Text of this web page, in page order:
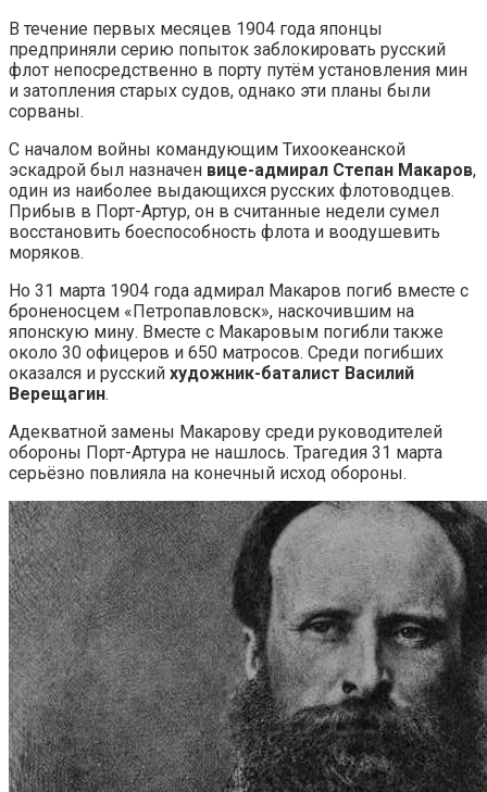
В течение первых месяцев 1904 года японцы
предприняли серию попыток заблокировать русский
флот непосредственно в порту путём установления мин
и затопления старых судов, однако эти планы были
сорваны.
С началом войны командующим Тихоокеанской
эскадрой был назначен вице-адмирал Степан Макаров,
один из наиболее выдающихся русских флотоводцев.
Прибыв в Порт-Артур, он в считанные недели сумел
восстановить боеспособность флота и воодушевить
моряков.
Но 31 марта 1904 года адмирал Макаров погиб вместе с
броненосцем «Петропавловск», наскочившим на
японскую мину. Вместе с Макаровым погибли также
около 30 офицеров и 650 матросов. Среди погибших
оказался и русский художник-баталист Василий
Верещагин.
Адекватной замены Макарову среди руководителей
обороны Порт-Артура не нашлось. Трагедия 31 марта
серьёзно повлияла на конечный исход обороны.